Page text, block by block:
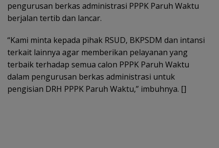
pengurusan berkas administrasi PPPK Paruh Waktu
berjalan tertib dan lancar.
“Kami minta kepada pihak RSUD, BKPSDM dan intansi
terkait lainnya agar memberikan pelayanan yang
terbaik terhadap semua calon PPPK Paruh Waktu
dalam pengurusan berkas administrasi untuk
pengisian DRH PPPK Paruh Waktu,” imbuhnya. []